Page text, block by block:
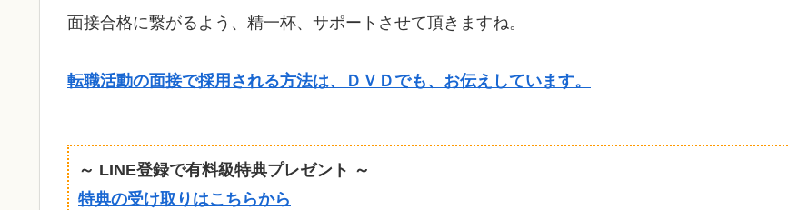
面接合格に繋がるよう、精一杯、サポートさせて頂きますね。
転職活動の面接で採用される方法は、ＤＶＤでも、お伝えしています。
～ LINE登録で有料級特典プレゼント ～
特典の受け取りはこちらから